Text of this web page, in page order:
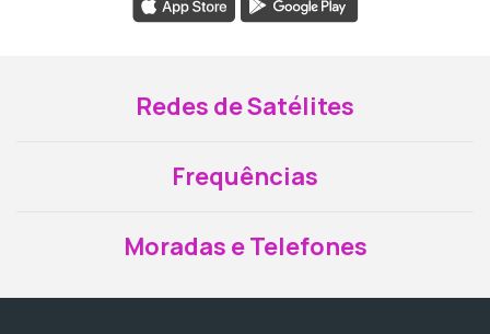
Redes de Satélites
Frequências
Moradas e Telefones